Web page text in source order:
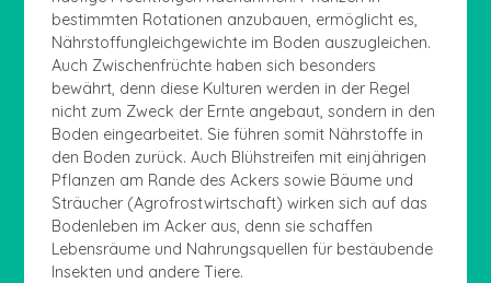
bestimmten Rotationen anzubauen, ermöglicht es,
Nährstoffungleichgewichte im Boden auszugleichen.
Auch Zwischenfrüchte haben sich besonders
bewährt, denn diese Kulturen werden in der Regel
nicht zum Zweck der Ernte angebaut, sondern in den
Boden eingearbeitet. Sie führen somit Nährstoffe in
den Boden zurück. Auch Blühstreifen mit einjährigen
Pflanzen am Rande des Ackers sowie Bäume und
Sträucher (Agrofrostwirtschaft) wirken sich auf das
Bodenleben im Acker aus, denn sie schaffen
Lebensräume und Nahrungsquellen für bestäubende
Insekten und andere Tiere.